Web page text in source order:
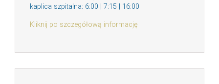
kaplica szpitalna: 6:00 | 7:15 | 16:00
Kliknij po szczegółową informację